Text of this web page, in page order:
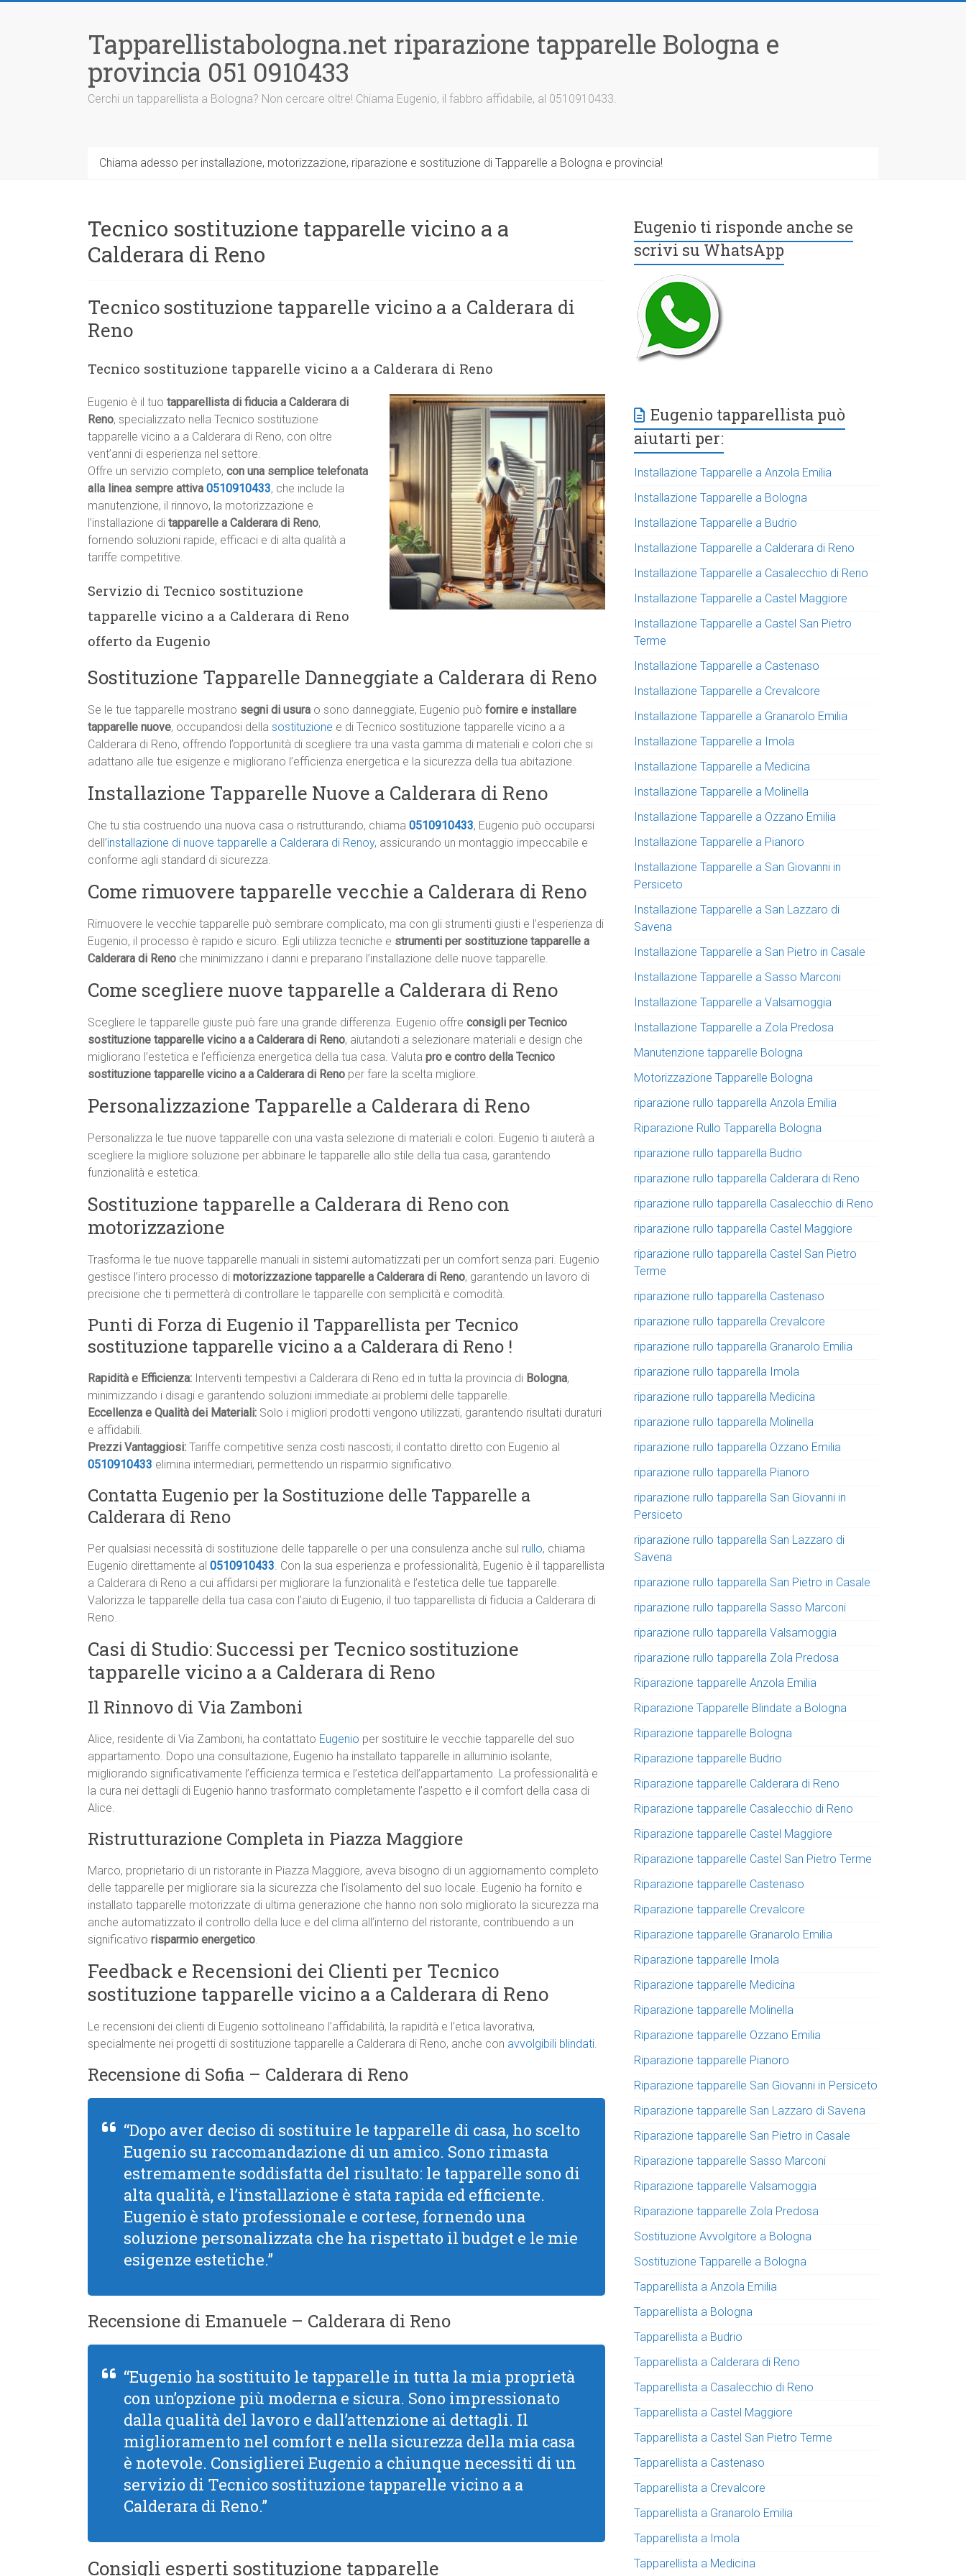
Tapparellistabologna.net riparazione tapparelle Bologna e
provincia 051 0910433
Cerchi un tapparellista a Bologna? Non cercare oltre! Chiama Eugenio, il fabbro affidabile, al 0510910433.
Chiama adesso per installazione, motorizzazione, riparazione e sostituzione di Tapparelle a Bologna e provincia!
Tecnico sostituzione tapparelle vicino a a
Calderara di Reno
Tecnico sostituzione tapparelle vicino a a Calderara di
Reno
Tecnico sostituzione tapparelle vicino a a Calderara di Reno
Eugenio è il tuo tapparellista di fiducia a Calderara di
Reno, specializzato nella Tecnico sostituzione
tapparelle vicino a a Calderara di Reno, con oltre
vent’anni di esperienza nel settore.
Offre un servizio completo, con una semplice telefonata
alla linea sempre attiva 0510910433, che include la
manutenzione, il rinnovo, la motorizzazione e
l’installazione di tapparelle a Calderara di Reno,
fornendo soluzioni rapide, efficaci e di alta qualità a
tariffe competitive.
Servizio di Tecnico sostituzione
tapparelle vicino a a Calderara di Reno
offerto da Eugenio
Sostituzione Tapparelle Danneggiate a Calderara di Reno
Se le tue tapparelle mostrano segni di usura o sono danneggiate, Eugenio può fornire e installare
tapparelle nuove, occupandosi della sostituzione e di Tecnico sostituzione tapparelle vicino a a
Calderara di Reno, offrendo l’opportunità di scegliere tra una vasta gamma di materiali e colori che si
adattano alle tue esigenze e migliorano l’efficienza energetica e la sicurezza della tua abitazione.
Installazione Tapparelle Nuove a Calderara di Reno
Che tu stia costruendo una nuova casa o ristrutturando, chiama 0510910433, Eugenio può occuparsi
dell’installazione di nuove tapparelle a Calderara di Renoy, assicurando un montaggio impeccabile e
conforme agli standard di sicurezza.
Come rimuovere tapparelle vecchie a Calderara di Reno
Rimuovere le vecchie tapparelle può sembrare complicato, ma con gli strumenti giusti e l’esperienza di
Eugenio, il processo è rapido e sicuro. Egli utilizza tecniche e strumenti per sostituzione tapparelle a
Calderara di Reno che minimizzano i danni e preparano l’installazione delle nuove tapparelle.
Come scegliere nuove tapparelle a Calderara di Reno
Scegliere le tapparelle giuste può fare una grande differenza. Eugenio offre consigli per Tecnico
sostituzione tapparelle vicino a a Calderara di Reno, aiutandoti a selezionare materiali e design che
migliorano l’estetica e l’efficienza energetica della tua casa. Valuta pro e contro della Tecnico
sostituzione tapparelle vicino a a Calderara di Reno per fare la scelta migliore.
Personalizzazione Tapparelle a Calderara di Reno
Personalizza le tue nuove tapparelle con una vasta selezione di materiali e colori. Eugenio ti aiuterà a
scegliere la migliore soluzione per abbinare le tapparelle allo stile della tua casa, garantendo
funzionalità e estetica.
Sostituzione tapparelle a Calderara di Reno con
motorizzazione
Trasforma le tue nuove tapparelle manuali in sistemi automatizzati per un comfort senza pari. Eugenio
gestisce l’intero processo di motorizzazione tapparelle a Calderara di Reno, garantendo un lavoro di
precisione che ti permetterà di controllare le tapparelle con semplicità e comodità.
Punti di Forza di Eugenio il Tapparellista per Tecnico
sostituzione tapparelle vicino a a Calderara di Reno !
Rapidità e Efficienza: Interventi tempestivi a Calderara di Reno ed in tutta la provincia di Bologna,
minimizzando i disagi e garantendo soluzioni immediate ai problemi delle tapparelle.
Eccellenza e Qualità dei Materiali: Solo i migliori prodotti vengono utilizzati, garantendo risultati duraturi
e affidabili.
Prezzi Vantaggiosi: Tariffe competitive senza costi nascosti; il contatto diretto con Eugenio al
0510910433 elimina intermediari, permettendo un risparmio significativo.
Contatta Eugenio per la Sostituzione delle Tapparelle a
Calderara di Reno
Per qualsiasi necessità di sostituzione delle tapparelle o per una consulenza anche sul rullo, chiama
Eugenio direttamente al 0510910433. Con la sua esperienza e professionalità, Eugenio è il tapparellista
a Calderara di Reno a cui affidarsi per migliorare la funzionalità e l’estetica delle tue tapparelle.
Valorizza le tapparelle della tua casa con l’aiuto di Eugenio, il tuo tapparellista di fiducia a Calderara di
Reno.
Casi di Studio: Successi per Tecnico sostituzione
tapparelle vicino a a Calderara di Reno
Il Rinnovo di Via Zamboni
Alice, residente di Via Zamboni, ha contattato Eugenio per sostituire le vecchie tapparelle del suo
appartamento. Dopo una consultazione, Eugenio ha installato tapparelle in alluminio isolante,
migliorando significativamente l’efficienza termica e l’estetica dell’appartamento. La professionalità e
la cura nei dettagli di Eugenio hanno trasformato completamente l’aspetto e il comfort della casa di
Alice.
Ristrutturazione Completa in Piazza Maggiore
Marco, proprietario di un ristorante in Piazza Maggiore, aveva bisogno di un aggiornamento completo
delle tapparelle per migliorare sia la sicurezza che l’isolamento del suo locale. Eugenio ha fornito e
installato tapparelle motorizzate di ultima generazione che hanno non solo migliorato la sicurezza ma
anche automatizzato il controllo della luce e del clima all’interno del ristorante, contribuendo a un
significativo risparmio energetico.
Feedback e Recensioni dei Clienti per Tecnico
sostituzione tapparelle vicino a a Calderara di Reno
Le recensioni dei clienti di Eugenio sottolineano l’affidabilità, la rapidità e l’etica lavorativa,
specialmente nei progetti di sostituzione tapparelle a Calderara di Reno, anche con avvolgibili blindati.
Recensione di Sofia – Calderara di Reno
“Dopo aver deciso di sostituire le tapparelle di casa, ho scelto
Eugenio su raccomandazione di un amico. Sono rimasta
estremamente soddisfatta del risultato: le tapparelle sono di
alta qualità, e l’installazione è stata rapida ed efficiente.
Eugenio è stato professionale e cortese, fornendo una
soluzione personalizzata che ha rispettato il budget e le mie
esigenze estetiche.”
Recensione di Emanuele – Calderara di Reno
“Eugenio ha sostituito le tapparelle in tutta la mia proprietà
con un’opzione più moderna e sicura. Sono impressionato
dalla qualità del lavoro e dall’attenzione ai dettagli. Il
miglioramento nel comfort e nella sicurezza della mia casa
è notevole. Consiglierei Eugenio a chiunque necessiti di un
servizio di Tecnico sostituzione tapparelle vicino a a
Calderara di Reno.”
Consigli esperti sostituzione tapparelle
Eugenio ti risponde anche se
scrivi su WhatsApp
Eugenio tapparellista può
aiutarti per:
Installazione Tapparelle a Anzola Emilia
Installazione Tapparelle a Bologna
Installazione Tapparelle a Budrio
Installazione Tapparelle a Calderara di Reno
Installazione Tapparelle a Casalecchio di Reno
Installazione Tapparelle a Castel Maggiore
Installazione Tapparelle a Castel San Pietro
Terme
Installazione Tapparelle a Castenaso
Installazione Tapparelle a Crevalcore
Installazione Tapparelle a Granarolo Emilia
Installazione Tapparelle a Imola
Installazione Tapparelle a Medicina
Installazione Tapparelle a Molinella
Installazione Tapparelle a Ozzano Emilia
Installazione Tapparelle a Pianoro
Installazione Tapparelle a San Giovanni in
Persiceto
Installazione Tapparelle a San Lazzaro di
Savena
Installazione Tapparelle a San Pietro in Casale
Installazione Tapparelle a Sasso Marconi
Installazione Tapparelle a Valsamoggia
Installazione Tapparelle a Zola Predosa
Manutenzione tapparelle Bologna
Motorizzazione Tapparelle Bologna
riparazione rullo tapparella Anzola Emilia
Riparazione Rullo Tapparella Bologna
riparazione rullo tapparella Budrio
riparazione rullo tapparella Calderara di Reno
riparazione rullo tapparella Casalecchio di Reno
riparazione rullo tapparella Castel Maggiore
riparazione rullo tapparella Castel San Pietro
Terme
riparazione rullo tapparella Castenaso
riparazione rullo tapparella Crevalcore
riparazione rullo tapparella Granarolo Emilia
riparazione rullo tapparella Imola
riparazione rullo tapparella Medicina
riparazione rullo tapparella Molinella
riparazione rullo tapparella Ozzano Emilia
riparazione rullo tapparella Pianoro
riparazione rullo tapparella San Giovanni in
Persiceto
riparazione rullo tapparella San Lazzaro di
Savena
riparazione rullo tapparella San Pietro in Casale
riparazione rullo tapparella Sasso Marconi
riparazione rullo tapparella Valsamoggia
riparazione rullo tapparella Zola Predosa
Riparazione tapparelle Anzola Emilia
Riparazione Tapparelle Blindate a Bologna
Riparazione tapparelle Bologna
Riparazione tapparelle Budrio
Riparazione tapparelle Calderara di Reno
Riparazione tapparelle Casalecchio di Reno
Riparazione tapparelle Castel Maggiore
Riparazione tapparelle Castel San Pietro Terme
Riparazione tapparelle Castenaso
Riparazione tapparelle Crevalcore
Riparazione tapparelle Granarolo Emilia
Riparazione tapparelle Imola
Riparazione tapparelle Medicina
Riparazione tapparelle Molinella
Riparazione tapparelle Ozzano Emilia
Riparazione tapparelle Pianoro
Riparazione tapparelle San Giovanni in Persiceto
Riparazione tapparelle San Lazzaro di Savena
Riparazione tapparelle San Pietro in Casale
Riparazione tapparelle Sasso Marconi
Riparazione tapparelle Valsamoggia
Riparazione tapparelle Zola Predosa
Sostituzione Avvolgitore a Bologna
Sostituzione Tapparelle a Bologna
Tapparellista a Anzola Emilia
Tapparellista a Bologna
Tapparellista a Budrio
Tapparellista a Calderara di Reno
Tapparellista a Casalecchio di Reno
Tapparellista a Castel Maggiore
Tapparellista a Castel San Pietro Terme
Tapparellista a Castenaso
Tapparellista a Crevalcore
Tapparellista a Granarolo Emilia
Tapparellista a Imola
Tapparellista a Medicina